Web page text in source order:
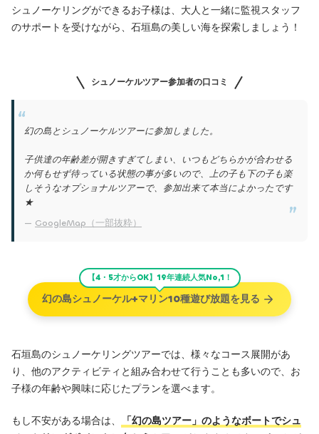
シュノーケリングができるお子様は、大人と一緒に監視スタッフ
のサポートを受けながら、石垣島の美しい海を探索しましょう！
シュノーケルツアー参加者の口コミ
幻の島とシュノーケルツアーに参加しました。
子供達の年齢差が開きすぎてしまい、いつもどちらかが合わせる
か何もせず待っている状態の事が多いので、上の子も下の子も楽
しそうなオプショナルツアーで、参加出来て本当によかったです
★
GoogleMap（一部抜粋）
【4・5才からOK】19年連続人気No,1！
幻の島シュノーケル+マリン10種遊び放題を見る
石垣島のシュノーケリングツアーでは、様々なコース展開があ
り、他のアクティビティと組み合わせて行うことも多いので、お
子様の年齢や興味に応じたプランを選べます。
もし不安がある場合は、
「幻の島ツアー」のようなボートでシュ